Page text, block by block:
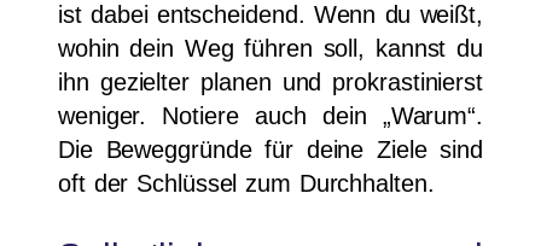
ist dabei entscheidend. Wenn du weißt,
wohin dein Weg führen soll, kannst du
ihn gezielter planen und prokrastinierst
weniger. Notiere auch dein „Warum“.
Die Beweggründe für deine Ziele sind
oft der Schlüssel zum Durchhalten.